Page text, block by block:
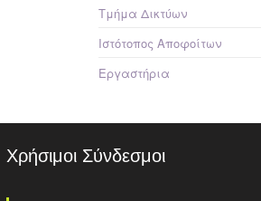
Τμήμα Δικτύων
Ιστότοπος Αποφοίτων
Εργαστήρια
Χρήσιμοι Σύνδεσμοι